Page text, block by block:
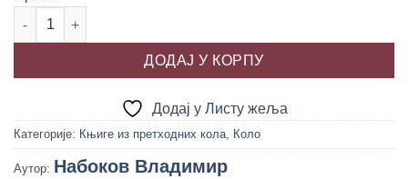
ВОЛШЕБНИК И ДРУГЕ ПРИЧЕ, Владимир Набоков количина
ДОДАЈ У КОРПУ
Додај у Листу жеља
Категорије: Књиге из претходних кола, Коло
Аутор: Набоков Владимир